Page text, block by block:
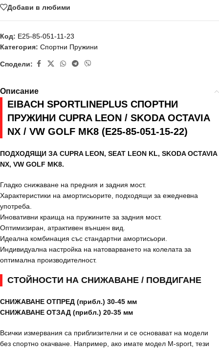
Добави в любими
Код: E25-85-051-11-23
Категория: Спортни Пружини
Сподели:
Описание
EIBACH SPORTLINEPLUS СПОРТНИ
ПРУЖИНИ CUPRA LEON / SKODA OCTAVIA
NX / VW GOLF MK8 (E25-85-051-15-22)
ПОДХОДЯЩИ ЗА CUPRA LEON, SEAT LEON KL, SKODA OCTAVIA
NX, VW GOLF MK8.
Гладко снижаване на предния и задния мост.
Характеристики на амортисьорите, подходящи за ежедневна
употреба.
Иновативни краища на пружините за задния мост.
Оптимизиран, атрактивен външен вид.
Идеална комбинация със стандартни амортисьори.
Индивидуална настройка на натоварването на колелата за
оптимална производителност.
СТОЙНОСТИ НА СНИЖАВАНЕ / ПОВДИГАНЕ
СНИЖАВАНЕ ОТПРЕД (прибл.) 30-45 мм
СНИЖАВАНЕ ОТЗАД (прибл.) 20-35 мм
Всички измервания са приблизителни и се основават на модели
без спортно окачване. Например, ако имате модел M-sport, тези